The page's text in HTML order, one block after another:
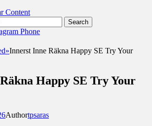
Content
Phone
»Innerst Inne Räkna Happy SE Try Your
Happy SE Try Your
Authortpsaras